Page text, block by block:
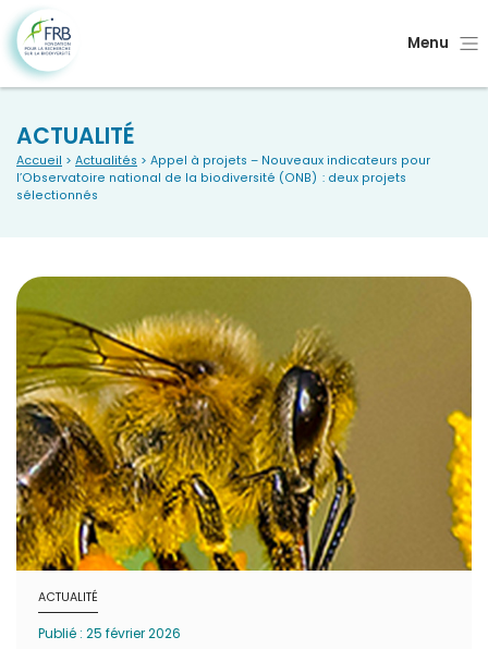
Menu
ACTUALITÉ
Accueil > Actualités > Appel à projets – Nouveaux indicateurs pour
l’Observatoire national de la biodiversité (ONB) : deux projets
sélectionnés
ACTUALITÉ
Publié : 25 février 2026